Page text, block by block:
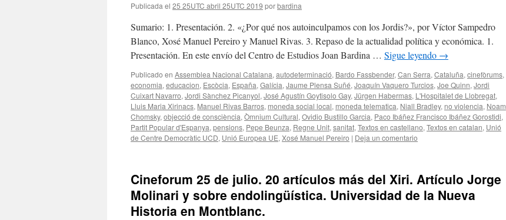
Publicada el 25 25UTC abril 25UTC 2019 porbardina
Sumario: 1. Presentación. 2. «¿Por qué nos autoinculpamos con los Jordis?», por Víctor Sampedro
Blanco, Xosé Manuel Pereiro y Manuel Rivas. 3. Repaso de la actualidad política y económica. 1.
Presentación. En este envío del Centro de Estudios Joan Bardina … Sigue leyendo →
Publicado en Assemblea Nacional Catalana, autodeterminació, Bardo Fassbender, Can Serra, Cataluña, cinefòrums,
economia, educacion, Escòcia, España, Galícia, Jaume Plensa Suñé, Joaquín Vaquero Turcios, Joe Quinn, Jordi
Cuixart Navarro, Jordi Sànchez Picanyol, José Agustín Goytisolo Gay, Jürgen Habermas, L'Hospitalet de Llobregat,
Lluis Maria Xirinacs, Manuel Rivas Barros, moneda social local, moneda telematica, Niall Bradley, no violencia, Noam
Chomsky, objecció de consciència, Òmnium Cultural, Ovidio Bustillo Garcia, Paco Ibáñez Francisco Ibáñez Gorostidi,
Partit Popular d'Espanya, pensions, Pepe Beunza, Regne Unit, sanitat, Textos en castellano, Textos en catalan, Unió
de Centre Democràtic UCD, Unió Europea UE, Xosé Manuel Pereiro | Deja un comentario
Cineforum 25 de julio. 20 artículos más del Xiri. Artículo Jorge
Molinari y sobre endolingüística. Universidad de la Nueva
Historia en Montblanc.